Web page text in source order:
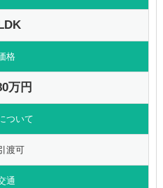
格
万円
ついて
渡可
通